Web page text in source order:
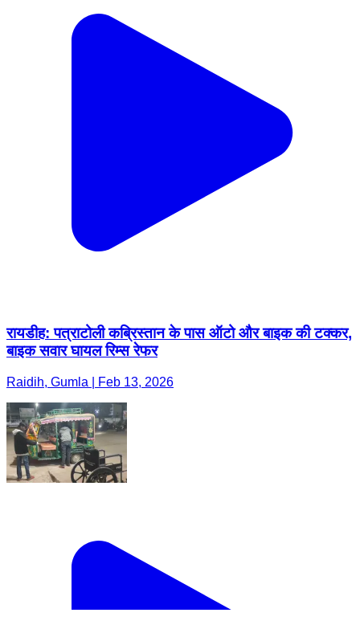
रायडीह: पत्राटोली कब्रिस्तान के पास ऑटो और बाइक की टक्कर,
बाइक सवार घायल रिम्स रेफर
Raidih, Gumla | Feb 13, 2026